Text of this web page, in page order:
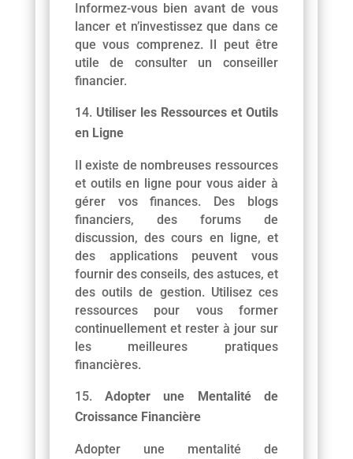
Informez-vous bien avant de vous
lancer et n’investissez que dans ce
que vous comprenez. Il peut être
utile de consulter un conseiller
financier.
Utiliser les Ressources et Outils
en Ligne
Il existe de nombreuses ressources
et outils en ligne pour vous aider à
gérer vos finances. Des blogs
financiers, des forums de
discussion, des cours en ligne, et
des applications peuvent vous
fournir des conseils, des astuces, et
des outils de gestion. Utilisez ces
ressources pour vous former
continuellement et rester à jour sur
les meilleures pratiques
financières.
Adopter une Mentalité de
Croissance Financière
Adopter une mentalité de